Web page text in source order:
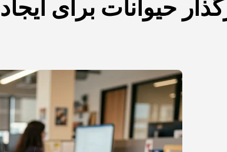
حیوانات برای